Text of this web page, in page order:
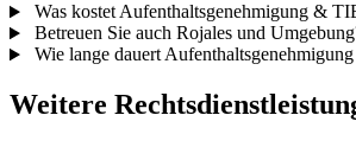
Was kostet Aufenthaltsgenehmigung &
Betreuen Sie auch Rojales und
Wie lange dauert
Weitere